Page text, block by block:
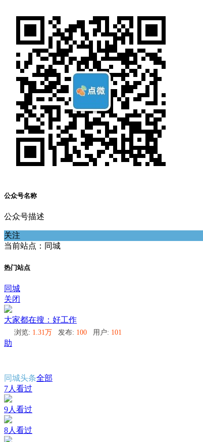
公众号名称
公众号描述
关注
当前站点：同城
热门站点
同城
关闭
大家都在搜：好工作
浏览: 1.31万 发布: 100 用户: 101
助
同城头条全部
7人看过
9人看过
8人看过